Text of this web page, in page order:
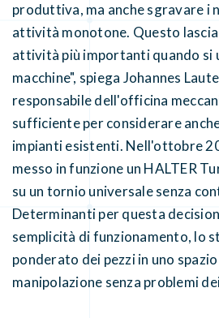
produttiva, ma anche sgravare i
attività monotone. Questo
attività più importanti quando si
macchine", spiega Johannes
responsabile dell'officina
sufficiente per considerare
impianti esistenti. Nell'ottobre
messo in funzione un HALTER
su un tornio universale senza
Determinanti per questa
semplicità di funzionamento, lo
ponderato dei pezzi in uno
manipolazione senza problemi